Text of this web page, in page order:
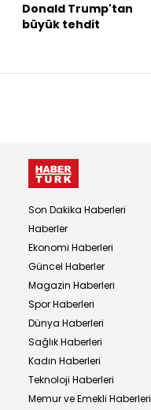
Donald Trump'tan
büyük tehdit
Son Dakika Haberleri
Haberler
Ekonomi Haberleri
Güncel Haberler
Magazin Haberleri
Spor Haberleri
Dünya Haberleri
Sağlık Haberleri
Kadın Haberleri
Teknoloji Haberleri
Memur ve Emekli Haberleri